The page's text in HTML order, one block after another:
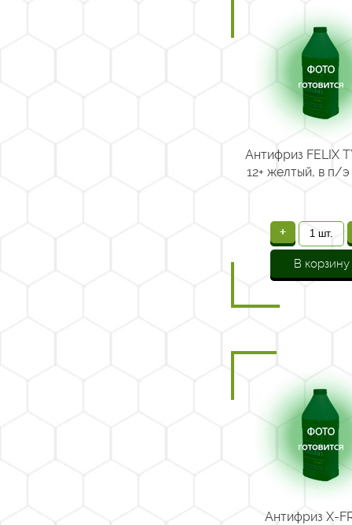
Антифриз FELIX
12+ желтый, в п/э
+
В корзину
Антифриз X-